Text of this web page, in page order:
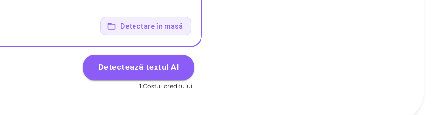
Detectare în masă
Detectează textul AI
1 Costul creditului